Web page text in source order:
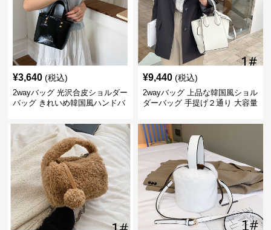
¥3,640 (税込)
2wayバッグ 光沢合皮ショルダー
バッグ きれいめ韓国風ハンドバ
¥9,440 (税込)
2wayバッグ 上品な韓国風ショル
ダーバッグ 手提げ２通り 大容量